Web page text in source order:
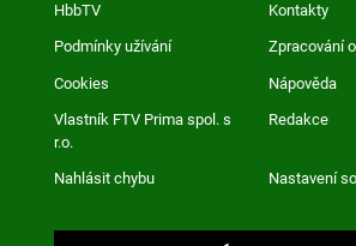
HbbTV Kontakty
Podmínky užívání Zpracování
Cookies Nápověda
Vlastník FTV Prima spol. s
r.o.
Redakce
Nahlásit chybu Nastavení